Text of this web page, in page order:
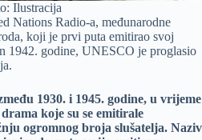
Ilustracija
Nations Radio-a, međunarodne
koji je prvi puta emitirao svoj
1942. godine, UNESCO je proglasio
1930. i 1945. godine, u vrijeme
koje su se emitirale
ogromnog broja slušatelja. Naziv